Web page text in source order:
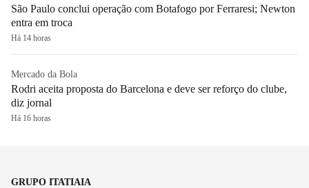
São Paulo conclui operação com Botafogo por Ferraresi; Newton
entra em troca
Há 14 horas
Mercado da Bola
Rodri aceita proposta do Barcelona e deve ser reforço do clube,
diz jornal
Há 16 horas
GRUPO ITATIAIA